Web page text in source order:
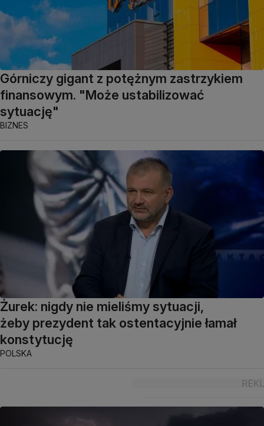
Górniczy gigant z potężnym zastrzykiem
finansowym. "Może ustabilizować
sytuację"
BIZNES
Żurek: nigdy nie mieliśmy sytuacji,
żeby prezydent tak ostentacyjnie łamał
konstytucję
POLSKA